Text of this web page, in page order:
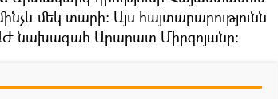
մեկ տարի։ Այս հայտարարությունն
նախագահ Արարատ Միրզոյանը։